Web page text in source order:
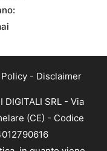
- Disclaimer
SRL - Via
(CE) - Codice